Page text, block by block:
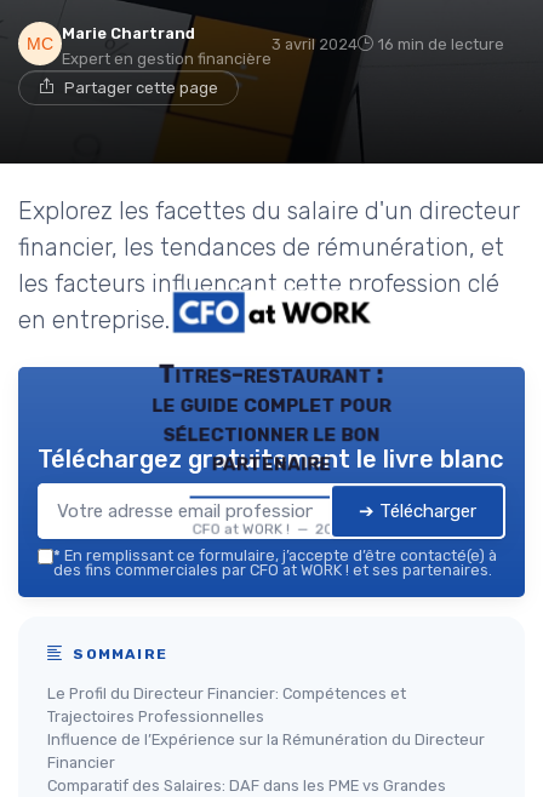
Marie Chartrand
Expert en gestion financière
3 avril 2024 16 min de lecture
Partager cette page
Explorez les facettes du salaire d'un directeur
financier, les tendances de rémunération, et
les facteurs influençant cette profession clé
en entreprise.
Titres-restaurant :
le guide complet pour
sélectionner le bon
partenaire
CFO at WORK ! — 2026
Téléchargez gratuitement le livre blanc
➔ Télécharger
* En remplissant ce formulaire, j’accepte d’être contacté(e) à
des fins commerciales par CFO at WORK ! et ses partenaires.
SOMMAIRE
Le Profil du Directeur Financier: Compétences et
Trajectoires Professionnelles
Influence de l’Expérience sur la Rémunération du Directeur
Financier
Comparatif des Salaires: DAF dans les PME vs Grandes